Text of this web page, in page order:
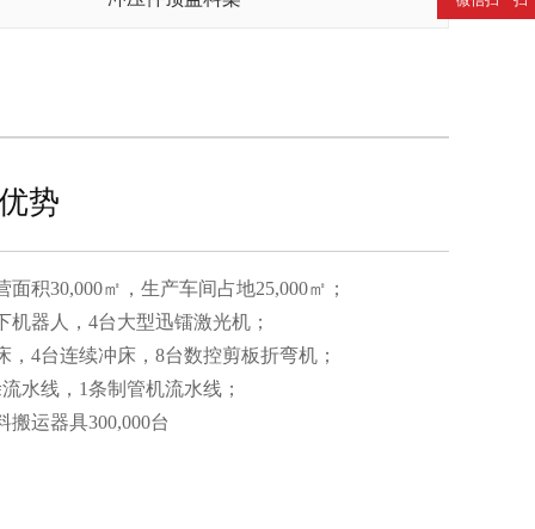
势
积30,000㎡，生产车间占地25,000㎡；
器人，4台大型迅镭激光机；
，4台连续冲床，8台数控剪板折弯机；
线，1条制管机流水线；
搬运器具300,000台